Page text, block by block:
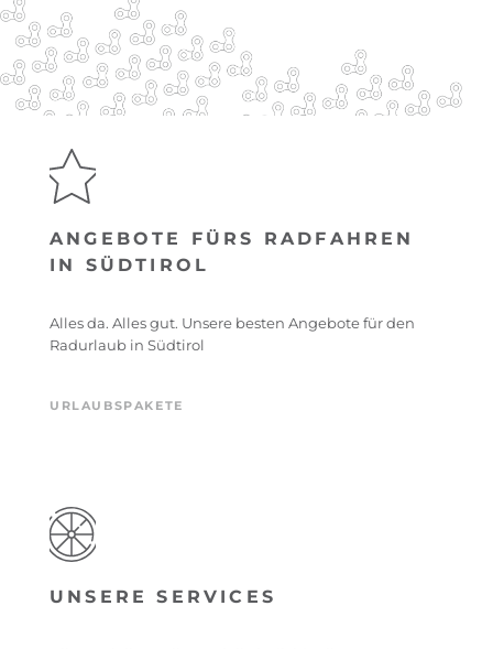
ANGEBOTE FÜRS RADFAHREN
IN SÜDTIROL
Alles da. Alles gut. Unsere besten Angebote für den
Radurlaub in Südtirol
URLAUBSPAKETE
UNSERE SERVICES